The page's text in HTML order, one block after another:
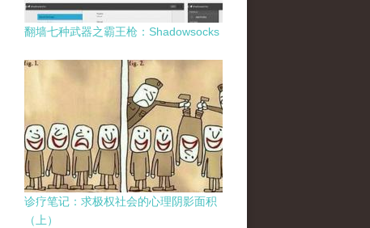
翻墙七种武器之霸王枪：Shadowsocks
诊疗笔记：求极权社会的心理阴影面积
（上）